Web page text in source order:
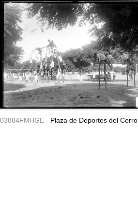
03884FMHGE - Plaza de Deportes del Cerro.